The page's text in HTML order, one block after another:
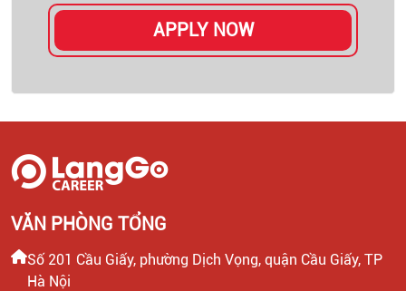
APPLY NOW
VĂN PHÒNG TỔNG
Số 201 Cầu Giấy, phường Dịch Vọng, quận Cầu Giấy, TP
Hà Nội